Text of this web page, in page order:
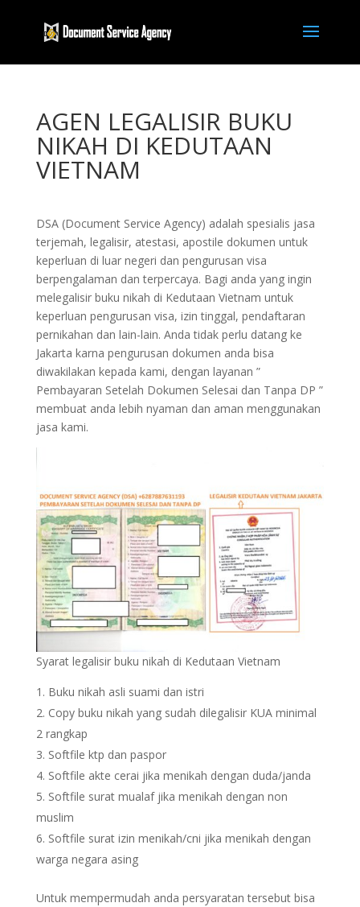
AGEN LEGALISIR BUKU
NIKAH DI KEDUTAAN
VIETNAM
DSA (Document Service Agency) adalah spesialis jasa
terjemah, legalisir, atestasi, apostile dokumen untuk
keperluan di luar negeri dan pengurusan visa
berpengalaman dan terpercaya. Bagi anda yang ingin
melegalisir buku nikah di Kedutaan Vietnam untuk
keperluan pengurusan visa, izin tinggal, pendaftaran
pernikahan dan lain-lain. Anda tidak perlu datang ke
Jakarta karna pengurusan dokumen anda bisa
diwakilakan kepada kami, dengan layanan ”
Pembayaran Setelah Dokumen Selesai dan Tanpa DP ”
membuat anda lebih nyaman dan aman menggunakan
jasa kami.
Syarat legalisir buku nikah di Kedutaan Vietnam
Buku nikah asli suami dan istri
Copy buku nikah yang sudah dilegalisir KUA minimal
2 rangkap
Softfile ktp dan paspor
Softfile akte cerai jika menikah dengan duda/janda
Softfile surat mualaf jika menikah dengan non
muslim
Softfile surat izin menikah/cni jika menikah dengan
warga negara asing
Untuk mempermudah anda persyaratan tersebut bisa